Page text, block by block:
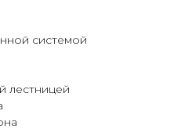
системой
лестницей